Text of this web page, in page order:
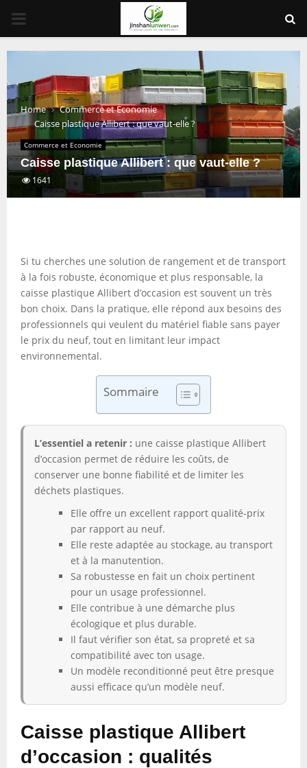
PRIMARY
MENU
Home
Commerce et Economie
Caisse plastique Allibert : que vaut-elle ?
Commerce et Economie
Caisse plastique Allibert : que vaut-elle ?
1641
Si tu cherches une solution de rangement et de transport
à la fois robuste, économique et plus responsable, la
caisse plastique Allibert d’occasion est souvent un très
bon choix. Dans la pratique, elle répond aux besoins des
professionnels qui veulent du matériel fiable sans payer
le prix du neuf, tout en limitant leur impact
environnemental.
Sommaire
L’essentiel a retenir : une caisse plastique Allibert
d’occasion permet de réduire les coûts, de
conserver une bonne fiabilité et de limiter les
déchets plastiques.
Elle offre un excellent rapport qualité-prix
par rapport au neuf.
Elle reste adaptée au stockage, au transport
et à la manutention.
Sa robustesse en fait un choix pertinent
pour un usage professionnel.
Elle contribue à une démarche plus
écologique et plus durable.
Il faut vérifier son état, sa propreté et sa
compatibilité avec ton usage.
Un modèle reconditionné peut être presque
aussi efficace qu’un modèle neuf.
Caisse plastique Allibert
d’occasion : qualités